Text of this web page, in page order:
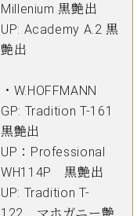
Millenium 黒艶出
UP: Academy A.2 黒
艶出
・W.HOFFMANN
GP: Tradition T-161
黒艶出
UP：Professional
WH114P 黒艶出
UP: Tradition T-
122 マホガニー艶